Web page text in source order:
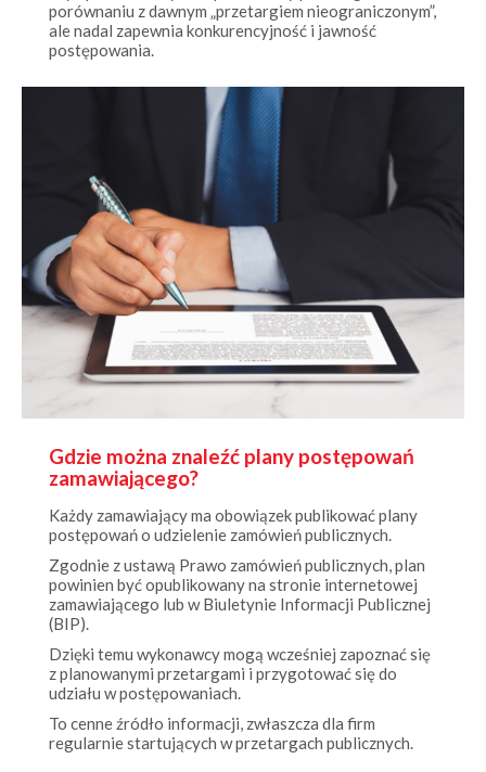
ale nadal zapewnia konkurencyjność i jawność
postępowania.
zamawiającego?
Każdy zamawiający ma obowiązek publikować plany
postępowań o udzielenie zamówień publicznych.
Zgodnie z ustawą Prawo zamówień publicznych, plan
powinien być opublikowany na stronie internetowej
zamawiającego lub w Biuletynie Informacji Publicznej
(BIP).
Dzięki temu wykonawcy mogą wcześniej zapoznać się
z planowanymi przetargami i przygotować się do
udziału w postępowaniach.
To cenne źródło informacji, zwłaszcza dla firm
regularnie startujących w przetargach publicznych.